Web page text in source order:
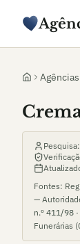
Agências
Pesquisa:
Fontes:
—
n.º 411/98
Funerárias (